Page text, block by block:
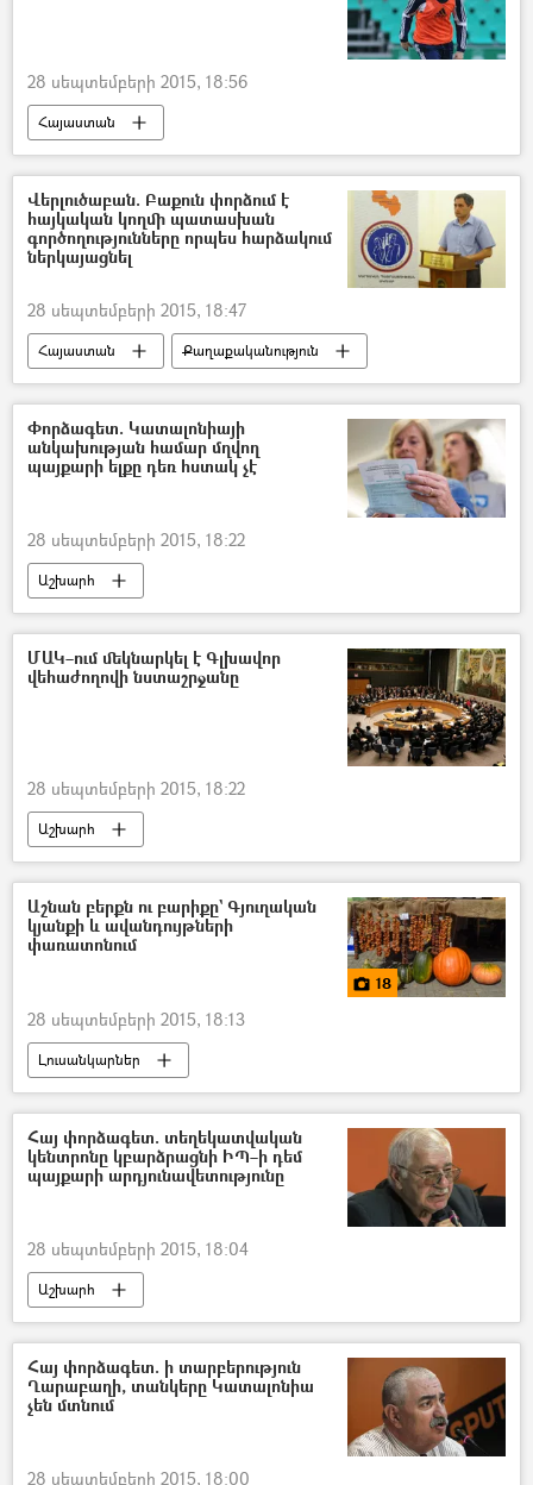
28 սեպտեմբերի 2015, 18:56
Հայաստան
Վերլուծաբան. Բաքուն փորձում է
հայկական կողմի պատասխան
գործողությունները որպես հարձակում
ներկայացնել
28 սեպտեմբերի 2015, 18:47
Հայաստան Քաղաքականություն
Փորձագետ. Կատալոնիայի
անկախության համար մղվող
պայքարի ելքը դեռ հստակ չէ
28 սեպտեմբերի 2015, 18:22
Աշխարհ
ՄԱԿ–ում մեկնարկել է Գլխավոր
վեհաժողովի նստաշրջանը
28 սեպտեմբերի 2015, 18:22
Աշխարհ
Աշնան բերքն ու բարիքը` Գյուղական
կյանքի և ավանդույթների
փառատոնում
18
28 սեպտեմբերի 2015, 18:13
Լուսանկարներ
Հայ փորձագետ. տեղեկատվական
կենտրոնը կբարձրացնի ԻՊ–ի դեմ
պայքարի արդյունավետությունը
28 սեպտեմբերի 2015, 18:04
Աշխարհ
Հայ փորձագետ. ի տարբերություն
Ղարաբաղի, տանկերը Կատալոնիա
չեն մտնում
28 սեպտեմբերի 2015, 18:00